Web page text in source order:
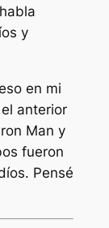
y
en mi
anterior
Man y
fueron
Pensé